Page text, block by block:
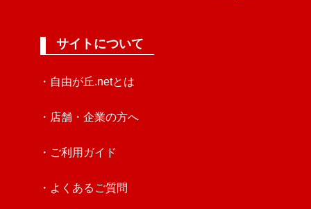
サイトについて
・自由が丘.netとは
・店舗・企業の方へ
・ご利用ガイド
・よくあるご質問